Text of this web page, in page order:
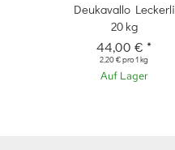
Deukavallo Leckerli
20 kg
44,00 € *
2,20 € pro 1 kg
Auf Lager